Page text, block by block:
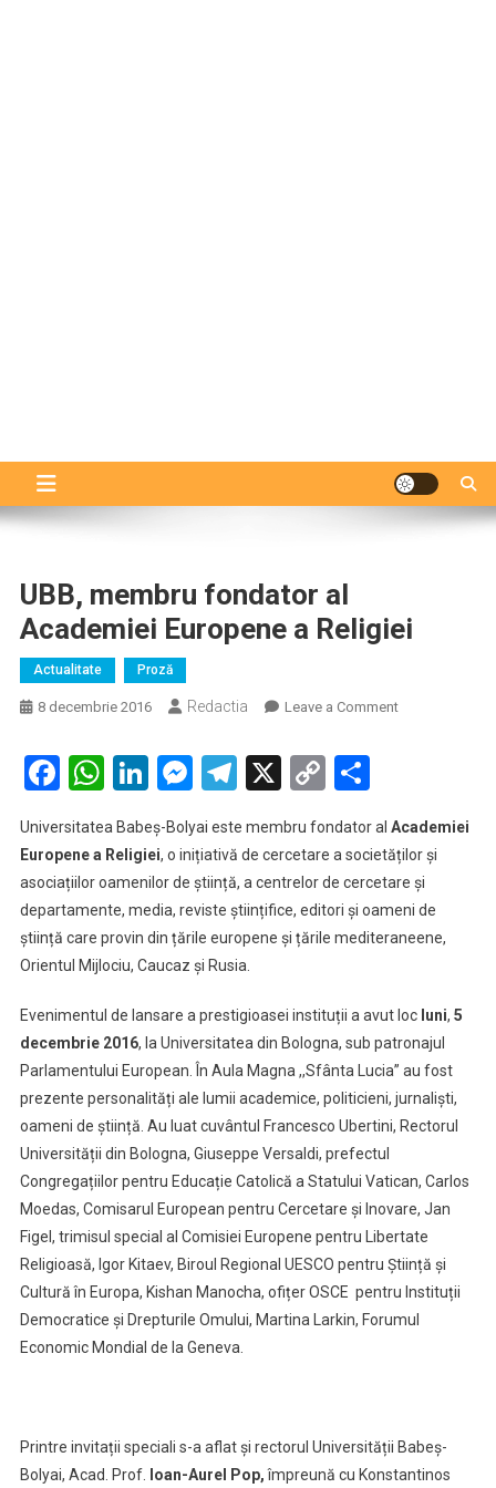
UBB, membru fondator al
Academiei Europene a Religiei
Actualitate Proză
8 decembrie 2016 Redactia Leave a Commenton
Academiei
Europene
a
Religiei
Facebook
WhatsApp
LinkedIn
Messenger
Telegram
X Copy
Universitatea Babeș-Bolyai este membru fondator al Academiei
Europene a Religiei, o inițiativă de cercetare a societăților și
asociațiilor oamenilor de știință, a centrelor de cercetare și
departamente, media, reviste științifice, editori și oameni de
știință care provin din țările europene și țările mediteraneene,
Orientul Mijlociu, Caucaz și Rusia.
Evenimentul de lansare a prestigioasei instituții a avut loc luni, 5
decembrie 2016, la Universitatea din Bologna, sub patronajul
Parlamentului European. În Aula Magna ,,Sfânta Lucia” au fost
prezente personalități ale lumii academice, politicieni, jurnaliști,
oameni de știință. Au luat cuvântul Francesco Ubertini, Rectorul
Universității din Bologna, Giuseppe Versaldi, prefectul
Congregațiilor pentru Educație Catolică a Statului Vatican, Carlos
Moedas, Comisarul European pentru Cercetare și Inovare, Jan
Figel, trimisul special al Comisiei Europene pentru Libertate
Religioasă, Igor Kitaev, Biroul Regional UESCO pentru Știință și
Cultură în Europa, Kishan Manocha, ofițer OSCE pentru Instituții
Democratice și Drepturile Omului, Martina Larkin, Forumul
Economic Mondial de la Geneva.
Printre invitații speciali s-a aflat și rectorul Universității Babeș-
Bolyai, Acad. Prof. Ioan-Aurel Pop,împreună cu Konstantinos